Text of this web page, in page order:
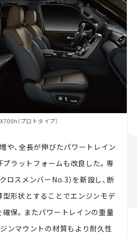
（プロトタイプ）
や、全長が伸びたパワートレイン
プラットフォームも改良した。専
ロスメンバーNo.3）を新設し、断
形状とすることでエンジンモデ
保。またパワートレインの重量
ンマウントの材質もより耐久性